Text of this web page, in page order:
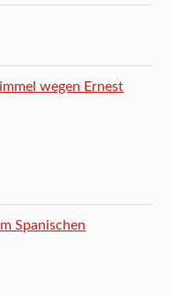
wegen Ernest
Spanischen